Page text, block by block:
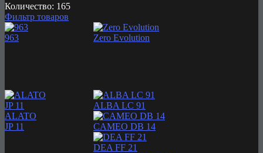
Количество: 165
Фильтр товаров
963 Zero Evolution
ALATO
JP 11
ALBA LC 91
CAMEO DB 14
DEA FF 21